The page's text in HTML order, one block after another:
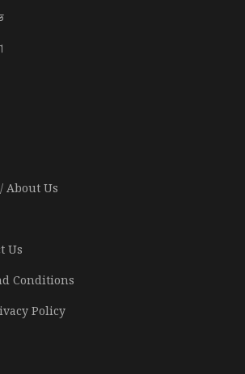
/ About Us
Us
Conditions
Policy